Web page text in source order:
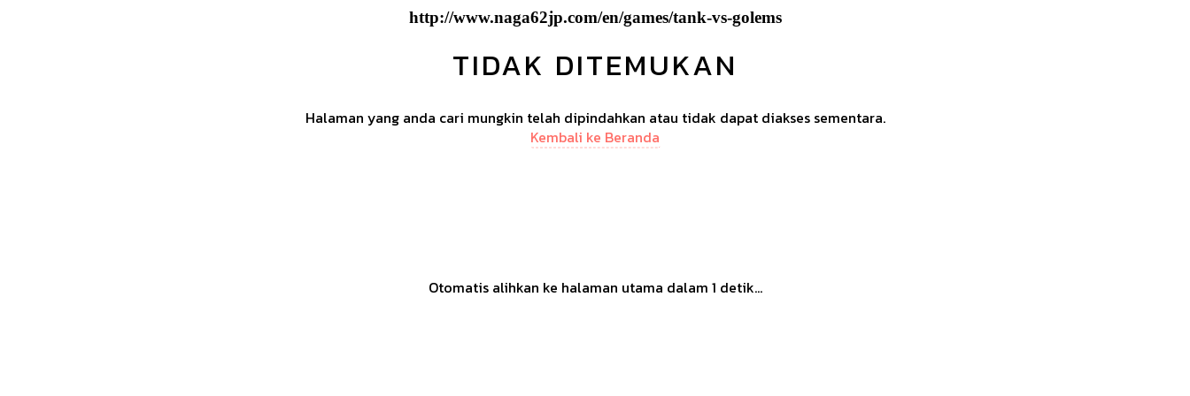
http://www.naga62jp.com/en/games/tank-vs-golems
TIDAK DITEMUKAN
Halaman yang anda cari mungkin telah dipindahkan atau tidak dapat diakses sementara.
Kembali ke Beranda
Otomatis alihkan ke halaman utama dalam 1 detik...